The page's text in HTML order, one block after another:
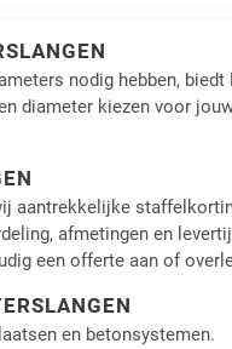
nodig hebben, biedt
diameter kiezen voor
aantrekkelijke
afmetingen en
een offerte aan of
en betonsystemen.